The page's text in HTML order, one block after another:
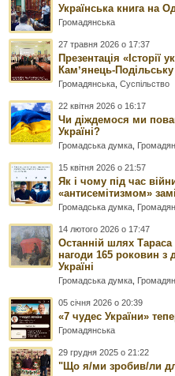
Українська книга на
Громадянська
27 травня 2026 о 17:37
Презентація «Історії
Камʼянець-Подільську
Громадянська ,Суспільство
22 квітня 2026 о 16:17
Чи діждемося ми
Україні?
Громадська думка
15 квітня 2026 о 21:57
Як і чому під час
«антисемітизмом»
Громадська думка
14 лютого 2026 о 17:47
Останній шлях
нагоди 165 роковин з
Україні
Громадська думка
05 січня 2026 о 20:39
«7 чудес України»
Громадянська
29 грудня 2025 о 21:22
"Що я/ми зробив/ли